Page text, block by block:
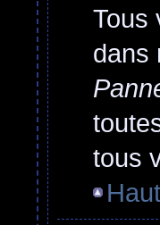
Tous
dans
tous
Haut